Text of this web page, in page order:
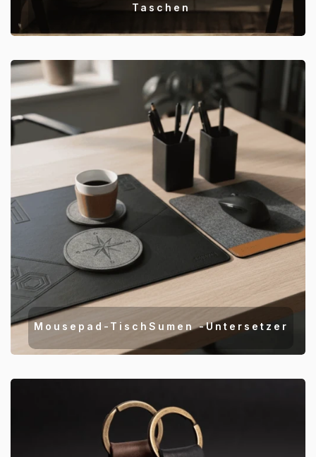
Taschen
Mousepad-TischSumen -Untersetzer